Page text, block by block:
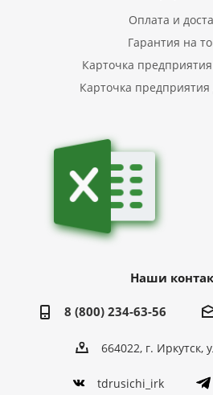
Оплата и
Гарантия на
Карточка
Карточка
Наши
8 (800) 234-63-56
664022, г. Иркутск,
tdrusichi_irk